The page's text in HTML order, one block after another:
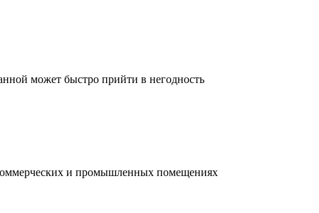
может быстро прийти в негодность
и промышленных помещениях